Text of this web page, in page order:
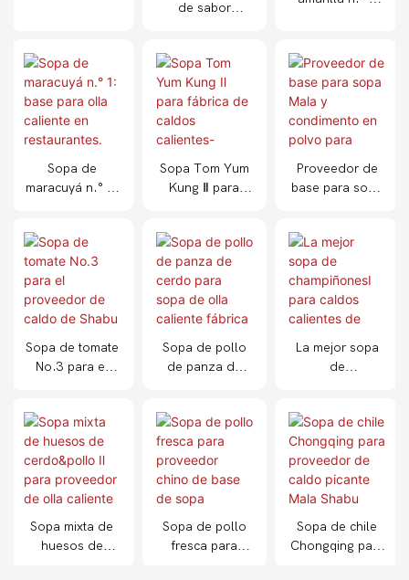
de sabor
caliente (venta
al por mayor)
Shabu
Sopa de
maracuyá n.° 1:
restaurantes.
Sopa Tom Yum
Kung Ⅱ para
calientes-
1715589299135
226
Proveedor de
base para sopa
polvo para
caldo de olla
caliente
Sopa de tomate
No.3 para el
Shabu
Sopa de pollo
de panza de
caliente fábrica
La mejor sopa
de
calientes de
fábrica
Sopa mixta de
huesos de
Sopa de pollo
fresca para
Sopa de chile
Chongqing para